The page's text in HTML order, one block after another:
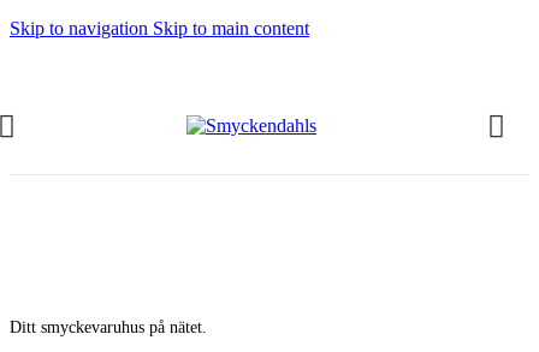
Skip to navigation Skip to main content
Ditt smyckevaruhus på nätet.